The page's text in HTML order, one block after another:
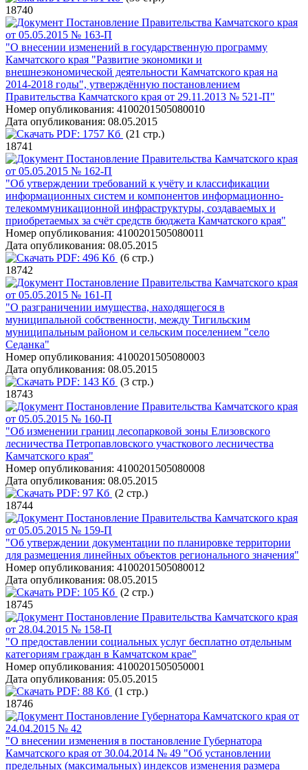
18740
Постановление Правительства Камчатского края
от 05.05.2015 № 163-П
"О внесении изменений в государственную программу
Камчатского края "Развитие экономики и
внешнеэкономической деятельности Камчатского края на
2014-2018 годы", утверждённую постановлением
Правительства Камчатского края от 29.11.2013 № 521-П"
Номер опубликования: 4100201505080010
Дата опубликования: 08.05.2015
PDF: 1757 Кб (21 стр.)
18741
Постановление Правительства Камчатского края
от 05.05.2015 № 162-П
"Об утверждении требований к учёту и классификации
информационных систем и компонентов информационно-
телекоммуникационной инфраструктуры, создаваемых и
приобретаемых за счёт средств бюджета Камчатского края"
Номер опубликования: 4100201505080011
Дата опубликования: 08.05.2015
PDF: 496 Кб (6 стр.)
18742
Постановление Правительства Камчатского края
от 05.05.2015 № 161-П
"О разграничении имущества, находящегося в
муниципальной собственности, между Тигильским
муниципальным районом и сельским поселением "село
Седанка"
Номер опубликования: 4100201505080003
Дата опубликования: 08.05.2015
PDF: 143 Кб (3 стр.)
18743
Постановление Правительства Камчатского края
от 05.05.2015 № 160-П
"Об изменении границ лесопарковой зоны Елизовского
лесничества Петропавловского участкового лесничества
Камчатского края"
Номер опубликования: 4100201505080008
Дата опубликования: 08.05.2015
PDF: 97 Кб (2 стр.)
18744
Постановление Правительства Камчатского края
от 05.05.2015 № 159-П
"Об утверждении документации по планировке территории
для размещения линейных объектов регионального значения"
Номер опубликования: 4100201505080012
Дата опубликования: 08.05.2015
PDF: 105 Кб (2 стр.)
18745
Постановление Правительства Камчатского края
от 28.04.2015 № 158-П
"О предоставлении социальных услуг бесплатно отдельным
категориям граждан в Камчатском крае"
Номер опубликования: 4100201505050001
Дата опубликования: 05.05.2015
PDF: 88 Кб (1 стр.)
18746
Постановление Губернатора Камчатского края от
24.04.2015 № 42
"О внесении изменения в постановление Губернатора
Камчатского края от 30.04.2014 № 49 "Об установлении
предельных (максимальных) индексов изменения размера